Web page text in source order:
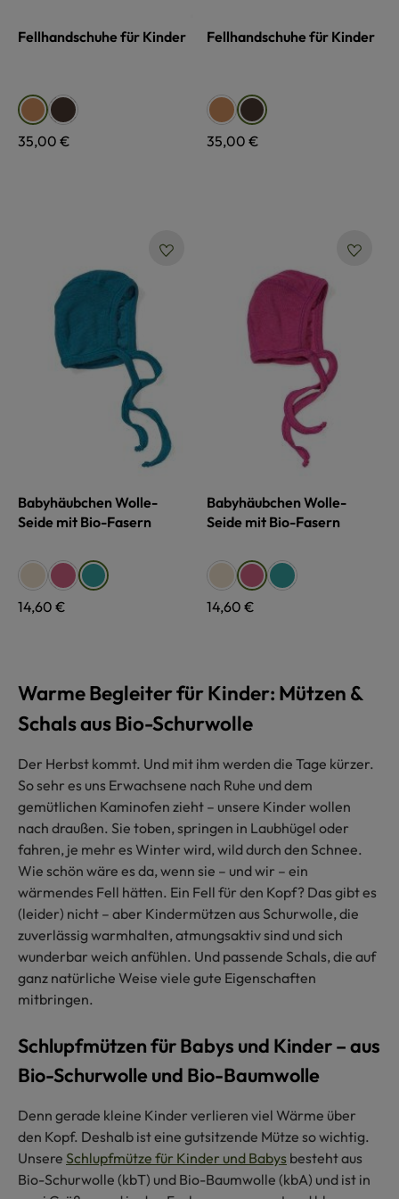
Fellhandschuhe für Kinder
Farbe auswählen
hellbraundunkelbraun
Regulärer Preis:
35,00 €
Fellhandschuhe für Kinder
Farbeauswählen
hellbraundunkelbraun
Regulärer Preis:
35,00 €
Babyhäubchen Wolle-
Seide mit Bio-Fasern
Farbe auswählen
naturweißfuchsiatürkis
Regulärer Preis:
14,60 €
Babyhäubchen Wolle-
Seide mit Bio-Fasern
Farbe auswählen
naturweißfuchsiatürkis
Regulärer Preis:
14,60 €
Warme Begleiter für Kinder: Mützen &
Schals aus Bio-Schurwolle
Der Herbst kommt. Und mit ihm werden die Tage kürzer.
So sehr es uns Erwachsene nach Ruhe und dem
gemütlichen Kaminofen zieht – unsere Kinder wollen
nach draußen. Sie toben, springen in Laubhügel oder
fahren, je mehr es Winter wird, wild durch den Schnee.
Wie schön wäre es da, wenn sie – und wir – ein
wärmendes Fell hätten. Ein Fell für den Kopf? Das gibt es
(leider) nicht – aber Kindermützen aus Schurwolle, die
zuverlässig warmhalten, atmungsaktiv sind und sich
wunderbar weich anfühlen. Und passende Schals, die auf
ganz natürliche Weise viele gute Eigenschaften
mitbringen.
Schlupfmützen für Babys und Kinder – aus
Bio-Schurwolle und Bio-Baumwolle
Denn gerade kleine Kinder verlieren viel Wärme über
den Kopf. Deshalb ist eine gutsitzende Mütze so wichtig.
Unsere Schlupfmütze für Kinder und Babys besteht aus
Bio-Schurwolle (kbT) und Bio-Baumwolle (kbA) und ist in